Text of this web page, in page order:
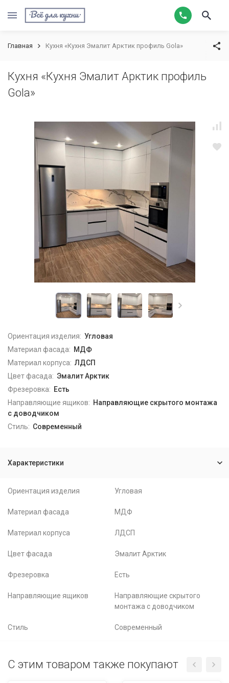
Главная Кухня «Кухня Эмалит Арктик профиль Gola»
Кухня «Кухня Эмалит Арктик профиль
Gola»
Ориентация изделия: Угловая
Материал фасада: МДФ
Материал корпуса: ЛДСП
Цвет фасада: Эмалит Арктик
Фрезеровка: Есть
Направляющие ящиков: Направляющие скрытого монтажа
с доводчиком
Стиль: Современный
Характеристики
Ориентация изделия Угловая
Материал фасада МДФ
Материал корпуса ЛДСП
Цвет фасада Эмалит Арктик
Фрезеровка Есть
Направляющие ящиков
Направляющие скрытого
монтажа с доводчиком
Стиль Современный
С этим товаром также покупают